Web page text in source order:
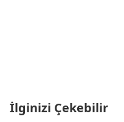
İlginizi Çekebilir